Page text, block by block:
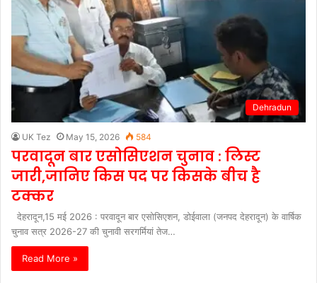
Dehradun
UK Tez May 15, 2026 584
परवादून बार एसोसिएशन चुनाव : लिस्ट
जारी,जानिए किस पद पर किसके बीच है
टक्कर
देहरादून,15 मई 2026 : परवादून बार एसोसिएशन, डोईवाला (जनपद देहरादून) के वार्षिक
चुनाव सत्र 2026-27 की चुनावी सरगर्मियां तेज…
Read More »